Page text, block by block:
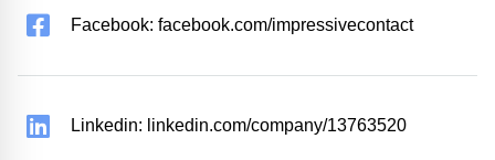
Facebook: facebook.com/impressivecontact
Linkedin: linkedin.com/company/13763520